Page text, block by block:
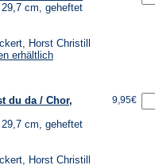
cm, geheftet
Horst Christill
erhältlich
du da / Chor,
cm, geheftet
Horst Christill
9,95€